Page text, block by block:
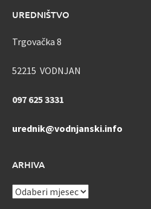
UREDNIŠTVO
Trgovačka 8
52215 VODNJAN
097 625 3331
urednik@vodnjanski.info
ARHIVA
ARHIVA